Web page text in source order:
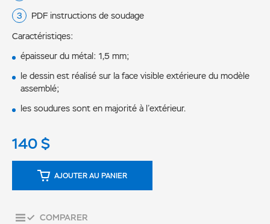
PDF instructions de soudage
Caractéristiqes:
épaisseur du métal: 1,5 mm;
le dessin est réalisé sur la face visible extérieure du modèle
assemblé;
les soudures sont en majorité à l’extérieur.
140$
AJOUTER AU PANIER
COMPARER